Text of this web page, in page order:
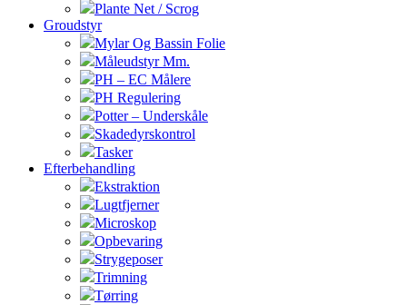
Plante Net / Scrog
Groudstyr
Mylar Og Bassin Folie
Måleudstyr Mm.
PH – EC Målere
PH Regulering
Potter – Underskåle
Skadedyrskontrol
Tasker
Efterbehandling
Ekstraktion
Lugtfjerner
Microskop
Opbevaring
Strygeposer
Trimning
Tørring